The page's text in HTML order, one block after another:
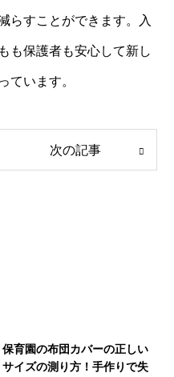
らすことができます。入
も保護者も安心して新し
ています。
次の記事
保育園の布団カバーの正しい
サイズの測り方！手作りで失